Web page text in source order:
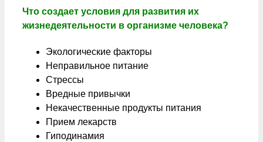
Что создает условия для развития их
жизнедеятельности в организме человека?
Экологические факторы
Неправильное питание
Стрессы
Вредные привычки
Некачественные продукты питания
Прием лекарств
Гиподинамия